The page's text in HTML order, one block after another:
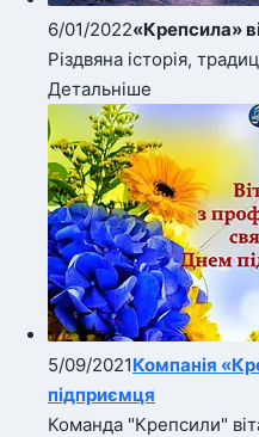
6/01/2022«Крепсила»
Різдвяна історія,
Детальніше
5/09/2021Компанія
підприємця
Команда "Крепсили"